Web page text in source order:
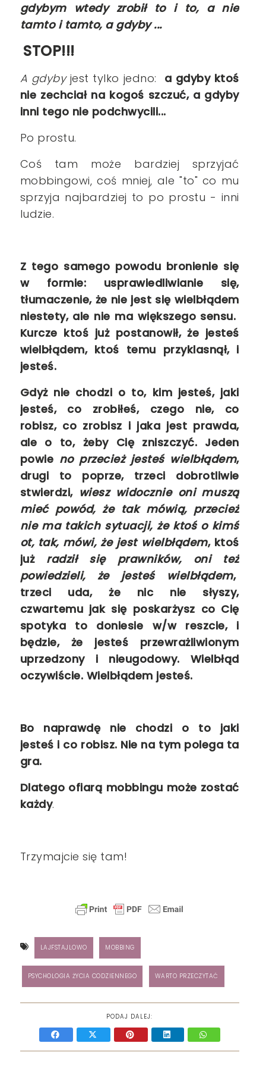
gdybym wtedy zrobił to i to, a nie
tamto i tamto, a gdyby ...
STOP!!!
A gdybyjest tylko jedno: a gdyby ktoś
nie zechciał na kogoś szczuć, a gdyby
inni tego nie podchwycili...
Po prostu.
Coś tam może bardziej sprzyjać
mobbingowi, coś mniej, ale "to" co mu
sprzyja najbardziej to po prostu - inni
ludzie.
Z tego samego powodu bronienie się
w formie: usprawiedliwianie się,
tłumaczenie, że nie jest się wielbłądem
niestety, ale nie ma większego sensu.
Kurcze ktoś już postanowił, że jesteś
wielbłądem, ktoś temu przyklasnął, i
jesteś.
Gdyż nie chodzi o to, kim jesteś, jaki
jesteś, co zrobiłeś, czego nie, co
robisz, co zrobisz i jaka jest prawda,
ale o to, żeby Cię zniszczyć. Jeden
powie no przecież jesteś wielbłądem,
drugi to poprze, trzeci dobrotliwie
stwierdzi, wiesz widocznie oni muszą
mieć powód, że tak mówią, przecież
nie ma takich sytuacji, że ktoś o kimś
ot, tak, mówi, że jest wielbłądem, ktoś
jużradził się prawników, oni też
powiedzieli, że jesteś wielbłądem,
trzeci uda, że nic nie słyszy,
czwartemu jak się poskarżysz co Cię
spotyka to doniesie w/w reszcie, i
będzie, że jesteś przewrażliwionym
uprzedzony i nieugodowy. Wielbłąd
oczywiście. Wielbłądem jesteś.
Bo naprawdę nie chodzi o to jaki
jesteś i co robisz. Nie na tym polega ta
gra.
Dlatego ofiarą mobbingu może zostać
każdy.
Trzymajcie się tam!
LAJFSTAJLOWO MOBBING
PSYCHOLOGIA ŻYCIA CODZIENNEGO WARTO PRZECZYTAĆ
PODAJ DALEJ: